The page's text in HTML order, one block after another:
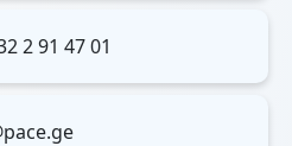
2 91 47 01